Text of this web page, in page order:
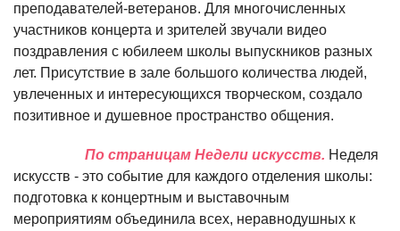
преподавателей-ветеранов. Для многочисленных
участников концерта и зрителей звучали видео
поздравления с юбилеем школы выпускников разных
лет. Присутствие в зале большого количества людей,
увлеченных и интересующихся творческом, создало
позитивное и душевное пространство общения.
По страницам Недели искусств. Неделя
искусств - это событие для каждого отделения школы:
подготовка к концертным и выставочным
мероприятиям объединила всех, неравнодушных к